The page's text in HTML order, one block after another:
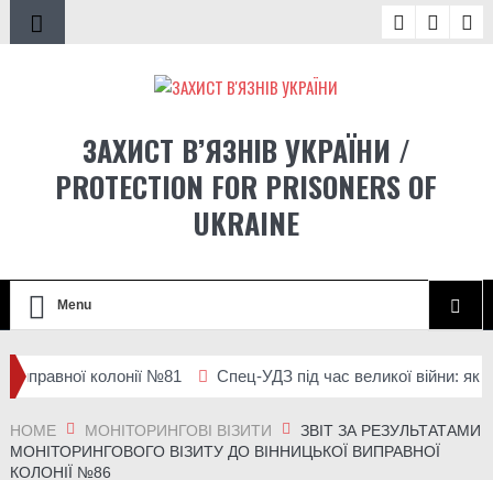
ЗАХИСТ В’ЯЗНІВ УКРАЇНИ /
PROTECTION FOR PRISONERS OF
UKRAINE
Menu
колонії №81 Спец-УДЗ під час великої війни: як засуджені
HOME МОНІТОРИНГОВІ ВІЗИТИ
ЗВІТ ЗА РЕЗУЛЬТАТАМИ
МОНІТОРИНГОВОГО ВІЗИТУ ДО ВІННИЦЬКОЇ ВИПРАВНОЇ
КОЛОНІЇ №86